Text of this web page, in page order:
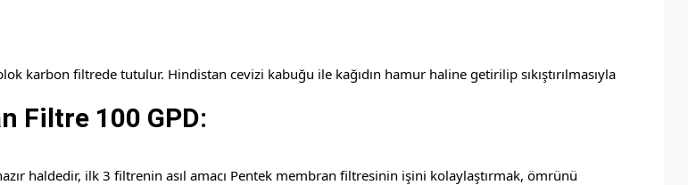
filtrede tutulur. Hindistan cevizi kabuğu ile kağıdın hamur haline getirilip sıkıştırılmasıyla
Filtre 100 GPD:
haldedir, ilk 3 filtrenin asıl amacı Pentek membran filtresinin işini kolaylaştırmak, ömrünü